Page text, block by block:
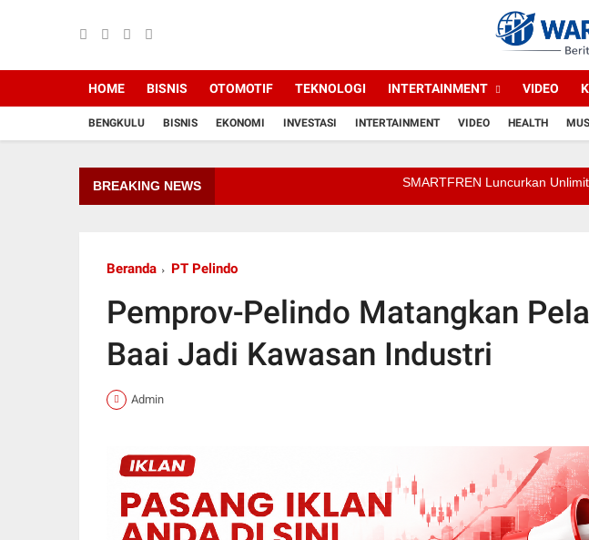
HOME BISNIS OTOMOTIF TEKNOLOGI INTERTAINMENT VIDEO
BENGKULU BISNIS EKONOMI INVESTASI INTERTAINMENT VIDEO HEALTH
BREAKING NEWS SMARTFREN Luncurkan Unlimited 5G
Beranda PT Pelindo
Pemprov-Pelindo Matangkan
Baai Jadi Kawasan Industri
Admin